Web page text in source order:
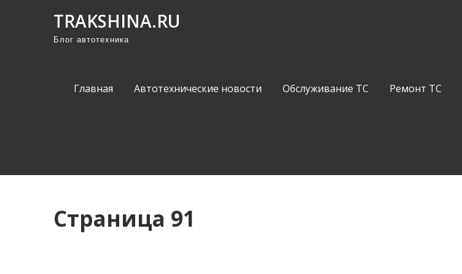
TRAKSHINA.RU
Блог автотехника
Главная Автотехнические новости Обслуживание ТС Ремонт ТС
Страница 91